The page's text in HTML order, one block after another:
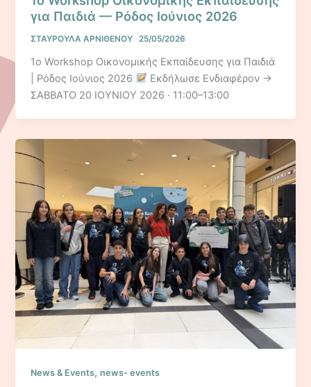
για Παιδιά — Ρόδος Ιούνιος 2026
ΣΤΑΥΡΟΥΛΑ ΑΡΝΙΘΕΝΟΥ 25/05/2026
1ο Workshop Οικονομικής Εκπαίδευσης για Παιδιά
| Ρόδος Ιούνιος 2026
Εκδήλωσε Ενδιαφέρον →
ΣΑΒΒΑΤΟ 20 ΙΟΥΝΙΟΥ 2026 · 11:00–13:00
News & Events,news- events